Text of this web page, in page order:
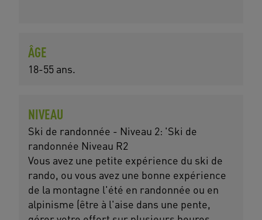
ÂGE
18-55 ans.
NIVEAU
Ski de randonnée - Niveau 2: 'Ski de
randonnée Niveau R2
Vous avez une petite expérience du ski de
rando, ou vous avez une bonne expérience
de la montagne l'été en randonnée ou en
alpinisme (être à l'aise dans une pente,